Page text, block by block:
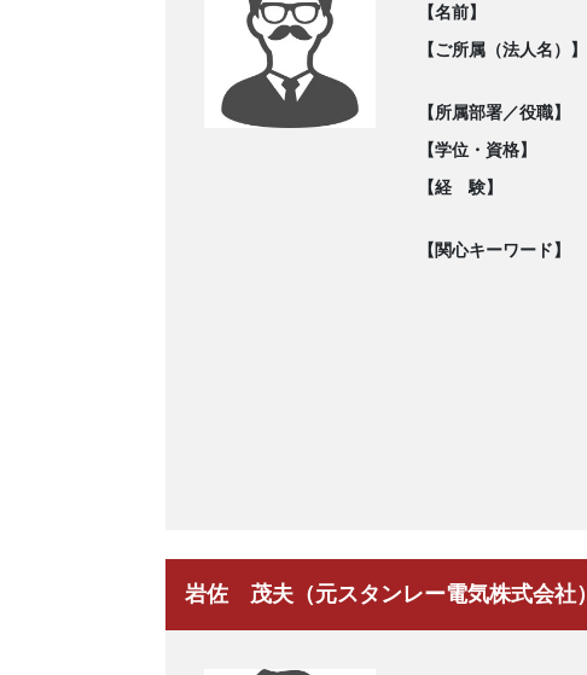
【名前】
【ご所属（法人名）】
【所属部署／役職】
【学位・資格】
【経 験】
【関心キーワード】
岩佐 茂夫（元スタンレー電気株式会社）